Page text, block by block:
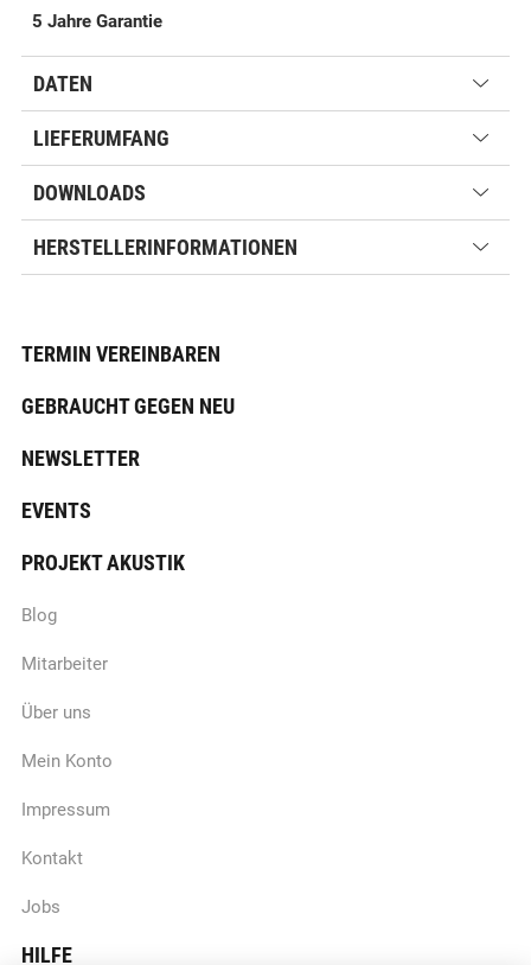
5 Jahre Garantie
DATEN
LIEFERUMFANG
DOWNLOADS
HERSTELLERINFORMATIONEN
TERMIN VEREINBAREN
GEBRAUCHT GEGEN NEU
NEWSLETTER
EVENTS
PROJEKT AKUSTIK
Blog
Mitarbeiter
Über uns
Mein Konto
Impressum
Kontakt
Jobs
HILFE